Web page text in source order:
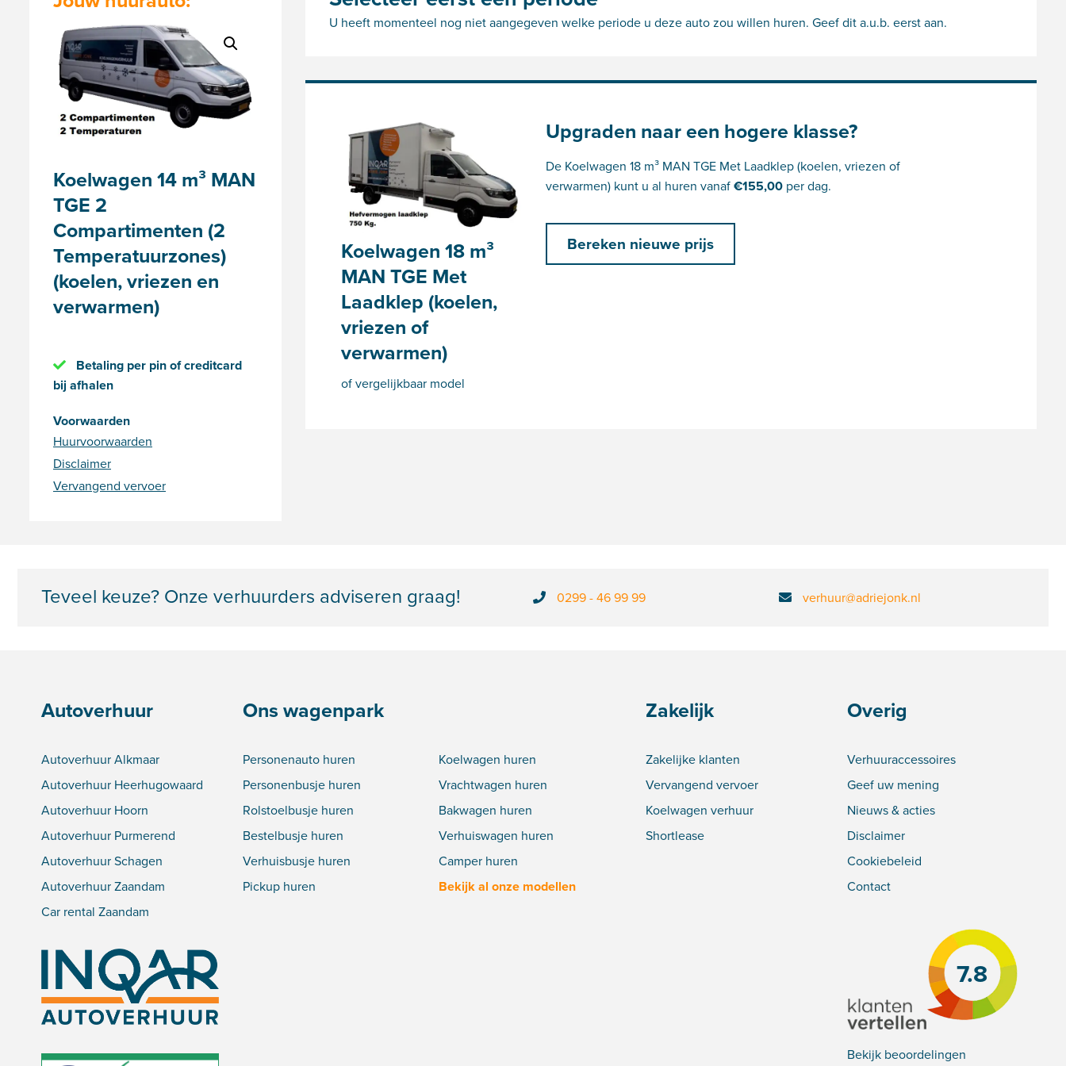
Koelwagen 14 m³ MAN
TGE 2
Compartimenten (2
Temperatuurzones)
(koelen, vriezen en
verwarmen)
Betaling per pin of creditcard
bij afhalen
Voorwaarden
Huurvoorwaarden
Disclaimer
Vervangend vervoer
U heeft momenteel nog niet aangegeven welke periode u deze auto zou willen huren. Geef dit a.u.b. eerst aan.
Koelwagen 18 m³
MAN TGE Met
Laadklep (koelen,
vriezen of
verwarmen)
of vergelijkbaar model
Upgraden naar een hogere klasse?
De Koelwagen 18 m³ MAN TGE Met Laadklep (koelen, vriezen of
verwarmen) kunt u al huren vanaf€155,00 per dag.
Bereken nieuwe prijs
Teveel keuze? Onze verhuurders adviseren graag! 0299 - 46 99 99 verhuur@adriejonk.nl
Autoverhuur
Autoverhuur Alkmaar
Autoverhuur Heerhugowaard
Autoverhuur Hoorn
Autoverhuur Purmerend
Autoverhuur Schagen
Autoverhuur Zaandam
Car rental Zaandam
Ons wagenpark
Personenauto huren
Personenbusje huren
Rolstoelbusje huren
Bestelbusje huren
Verhuisbusje huren
Pickup huren
Koelwagen huren
Vrachtwagen huren
Bakwagen huren
Verhuiswagen huren
Camper huren
Bekijk al onze modellen
Zakelijk
Zakelijke klanten
Vervangend vervoer
Koelwagen verhuur
Shortlease
Overig
Verhuuraccessoires
Geef uw mening
Nieuws & acties
Disclaimer
Cookiebeleid
Contact
7.8
Bekijk beoordelingen